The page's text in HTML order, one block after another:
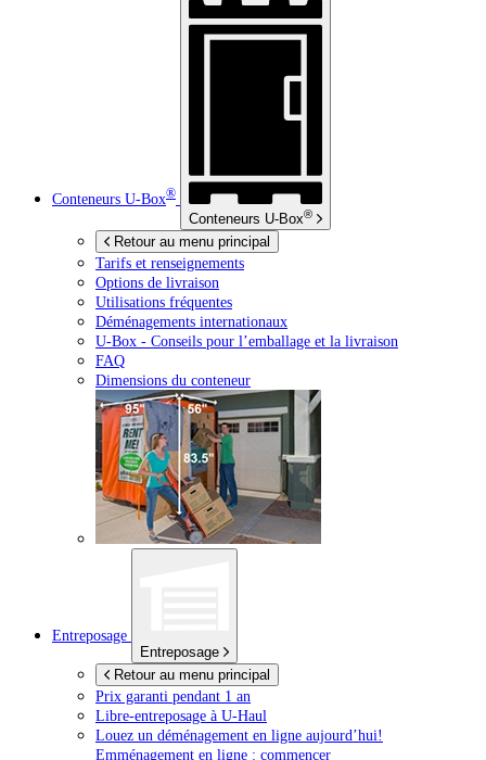
Conteneurs U-Box®
Conteneurs U-Box®
Retour au menu principal
Tarifs et renseignements
Options de livraison
Utilisations fréquentes
Déménagements internationaux
U-Box - Conseils pour l’emballage et la livraison
FAQ
Dimensions du conteneur
Entreposage
Entreposage
Retour au menu principal
Prix garanti pendant 1 an
Libre-entreposage à U-Haul
Louez un déménagement en ligne aujourd’hui!
Emménagement en ligne : commencer